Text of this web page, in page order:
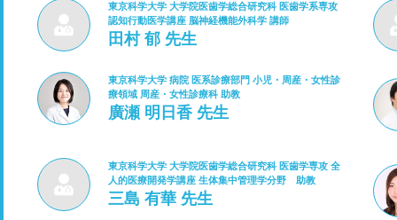
東京科学大学 大学院医歯学総合研究科 医歯学系専攻
認知行動医学講座 脳神経機能外科学 講師
田村 郁 先生
東京科学大学 病院 医系診療部門 小児・周産・女性診
療領域 周産・女性診療科 助教
廣瀬 明日香 先生
東京科学大学 大学院医歯学総合研究科 医歯学専攻 全
人的医療開発学講座 生体集中管理学分野 助教
三島 有華 先生